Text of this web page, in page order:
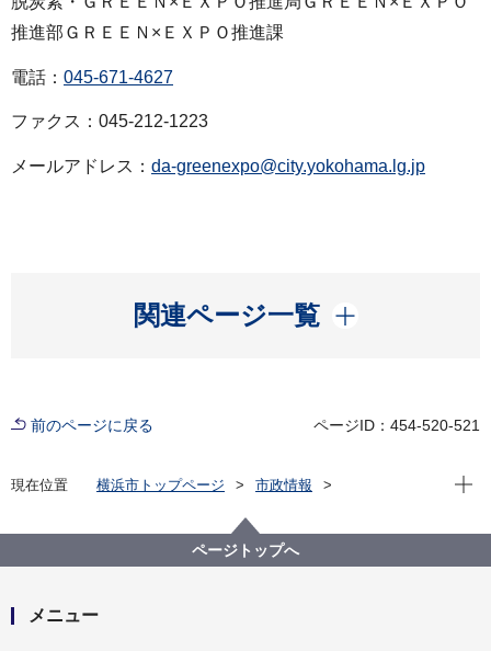
推進部ＧＲＥＥＮ×ＥＸＰＯ推進課
電話： 045-671-4627
ファクス：045-212-1223
メールアドレス： da-greenexpo@city.yokohama.lg.jp
関連ページ一覧
開く
前のページに戻る ページID：454-520-521
現在位置 横浜市トップページ
市政情報
2027横浜 国際園芸博覧会推進ロゴマークPR事業 国
際園芸博覧会応援デザイン「キリン一番搾り」と「生
現在
ページトップへ
メニュー